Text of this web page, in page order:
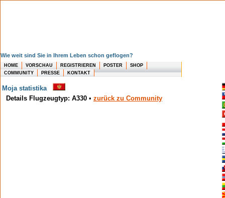
Wie weit sind Sie in Ihrem Leben schon geflogen?
HOME VORSCHAU REGISTRIEREN POSTER
SHOP
COMMUNITY
PRESSE KONTAKT
Moja statistika
Details Flugzeugtyp: A330 • zurück zu Community